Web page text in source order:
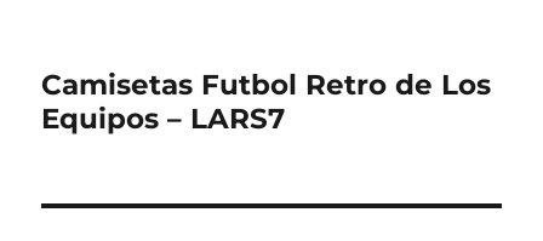
Camisetas Futbol Retro de Los
Equipos – LARS7